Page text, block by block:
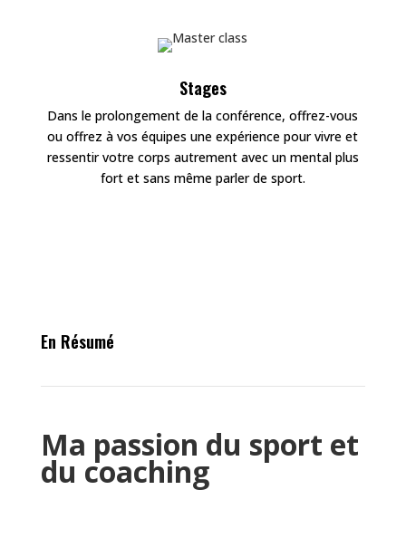
Stages
Dans le prolongement de la conférence, offrez-vous
ou offrez à vos équipes une expérience pour vivre et
ressentir votre corps autrement avec un mental plus
fort et sans même parler de sport.
En Résumé
Ma passion du sport et
du coaching